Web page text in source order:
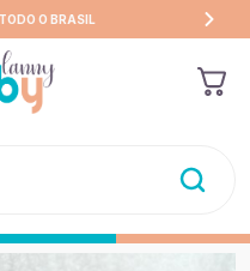
O BRASIL